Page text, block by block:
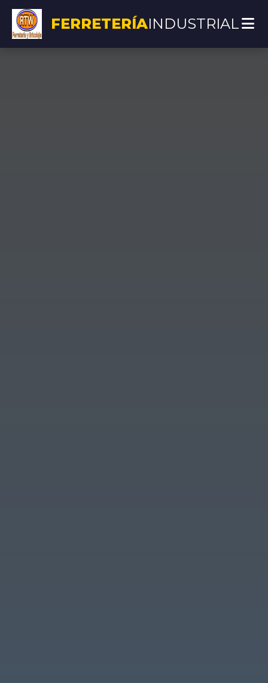
FERRETERÍAINDUSTRIAL